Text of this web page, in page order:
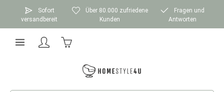
Zum Hauptinhalt springen
Sofort
versandbereit
Über 80.000 zufriedene
Kunden
Fragen und
Antworten